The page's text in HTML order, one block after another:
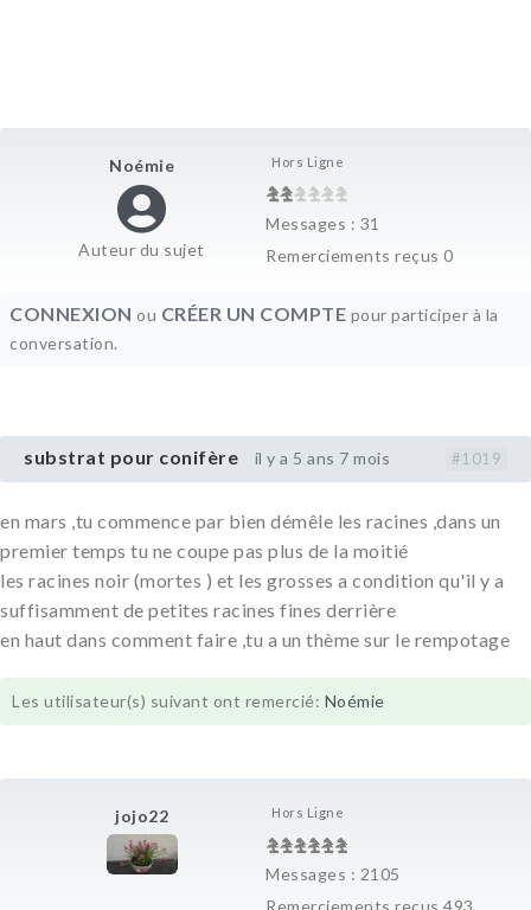
Noémie
Auteur du sujet
Hors Ligne
Messages : 31
Remerciements reçus 0
CONNEXION ou CRÉER UN COMPTE pour participer à la
conversation.
substrat pour conifère il y a 5 ans 7 mois #1019
jojo22 Hors Ligne
Messages : 2105
en mars ,tu commence par bien démêle les racines ,dans un
premier temps tu ne coupe pas plus de la moitié
les racines noir (mortes ) et les grosses a condition qu'il y a
suffisamment de petites racines fines derrière
en haut dans comment faire ,tu a un thème sur le rempotage
Les utilisateur(s) suivant ont remercié: Noémie